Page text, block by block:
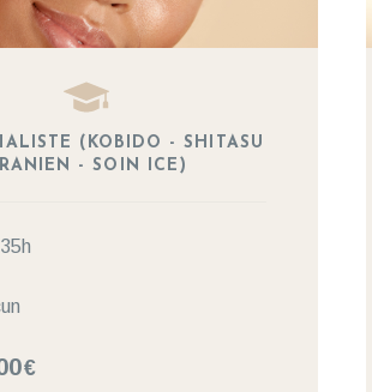
(KOBIDO - SHITASU
- SOIN ICE)
€